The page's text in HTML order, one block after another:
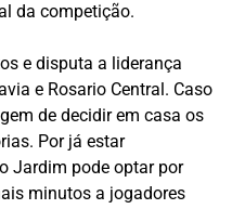
da competição.
e disputa a liderança
e Rosario Central. Caso
de decidir em casa os
Por já estar
Jardim pode optar por
minutos a jogadores